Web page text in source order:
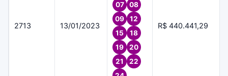
2713 13/01/2023
07
08
09
12
15
18
19
20
21
22
R$ 440.441,29